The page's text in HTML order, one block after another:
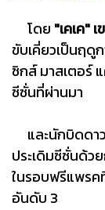
โดย "เคเค"
ขับเคี่ยวเป็นฤดู
ซิกส์ มาสเตอร์
ซีซั่นที่ผ่านมา
และนักบิดดา
ประเดิมซีซั่นด้ว
ในรอบฟรีแพร
อันดับ 3